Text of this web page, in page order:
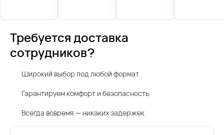
Требуется доставка
сотрудников?
Широкий выбор под любой формат
Гарантируем комфорт и безопасность
Всегда вовремя — никаких задержек